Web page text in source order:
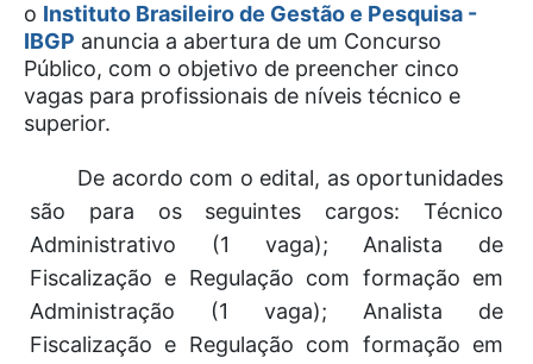
o Instituto Brasileiro de Gestão e Pesquisa -
IBGP anuncia a abertura de um Concurso
Público, com o objetivo de preencher cinco
vagas para profissionais de níveis técnico e
superior.
De acordo com o edital, as oportunidades
são para os seguintes cargos: Técnico
Administrativo (1 vaga); Analista de
Fiscalização e Regulação com formação em
Administração (1 vaga); Analista de
Fiscalização e Regulação com formação em